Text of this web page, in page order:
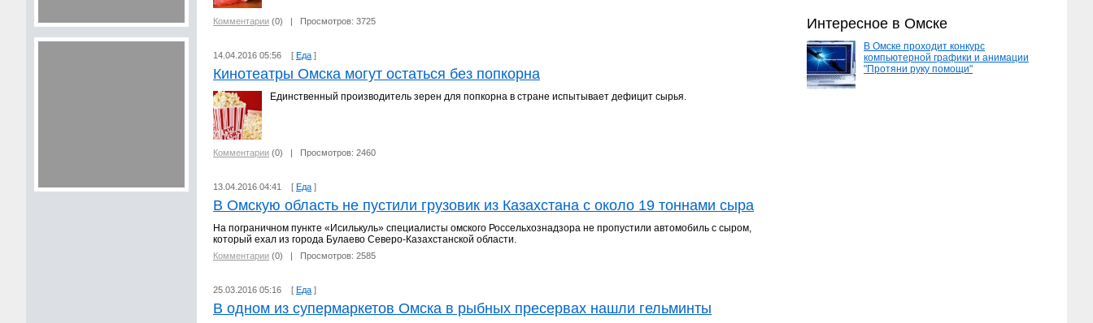
Комментарии (0) | Просмотров: 3725
14.04.2016 05:56 [ Еда ]
Кинотеатры Омска могут остаться без попкорна
Единственный производитель зерен для попкорна в стране испытывает дефицит сырья.
Комментарии (0) | Просмотров: 2460
13.04.2016 04:41 [ Еда ]
В Омскую область не пустили грузовик из Казахстана с около 19 тоннами сыра
На пограничном пункте «Исилькуль» специалисты омского Россельхознадзора не пропустили автомобиль с сыром,
который ехал из города Булаево Северо-Казахстанской области.
Комментарии (0) | Просмотров: 2585
25.03.2016 05:16 [ Еда ]
В одном из супермаркетов Омска в рыбных пресервах нашли гельминты
Интересное в Омске
В Омске проходит конкурс
компьютерной графики и анимации
"Протяни руку помощи"